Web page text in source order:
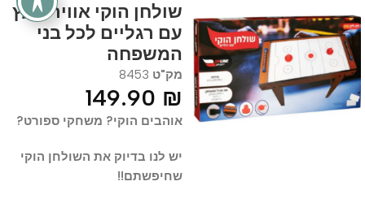
שולחן הוקי אוויר מעץ
עם רגליים לכל בני
המשפחה
מק"ט 8453
149.90 ₪
אוהבים הוקי? משחקי ספורט?
יש לנו בדיוק את השולחן הוקי
שחיפשתם!!